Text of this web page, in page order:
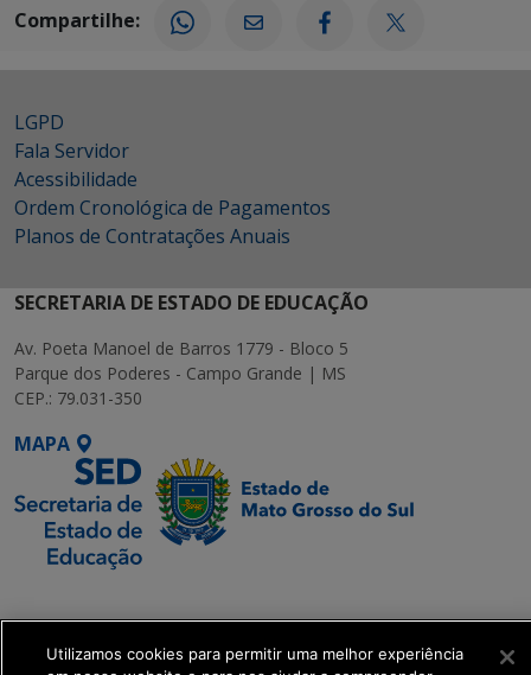
Compartilhe:
LGPD
Fala Servidor
Acessibilidade
Ordem Cronológica de Pagamentos
Planos de Contratações Anuais
SECRETARIA DE ESTADO DE EDUCAÇÃO
Av. Poeta Manoel de Barros 1779 - Bloco 5
Parque dos Poderes - Campo Grande | MS
CEP.: 79.031-350
MAPA
Executiva de
Transformação Digital
Utilizamos cookies para permitir uma melhor experiência